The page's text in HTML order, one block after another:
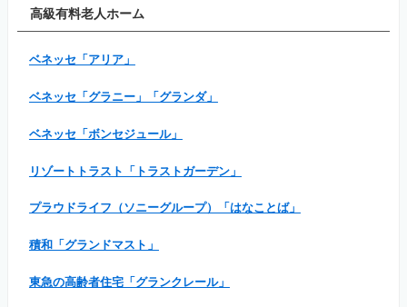
高級有料老人ホーム
ベネッセ「アリア」
ベネッセ「グラニー」「グランダ」
ベネッセ「ボンセジュール」
リゾートトラスト「トラストガーデン」
プラウドライフ（ソニーグループ）「はなことば」
積和「グランドマスト」
東急の高齢者住宅「グランクレール」